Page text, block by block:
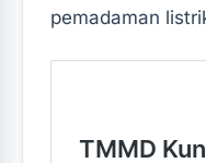
pemadaman